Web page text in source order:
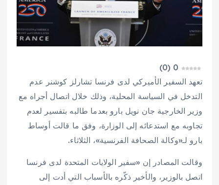
0
(
0
)
تعهد السفير الأميركي لدى فرنسا تشارلز كوشنر عدم
التدخل في السياسة المحلية، وذلك خلال اتصال أجراه مع
وزير الخارجية جان نويل بارو بعدما طالبه بتفسير لعدم
تجاوبه مع استدعائه إلى الوزارة، وفق ما قالت أوساط
بارو لـ«وكالة الصحافة الفرنسية»، الثلاثاء.
وقالت المصادر إن «سفير الولايات المتحدة لدى فرنسا
اتصل بالوزير، والأخير ذكّره بالأسباب التي أدت إلى